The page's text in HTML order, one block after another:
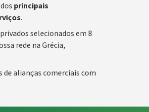
principais
.
selecionados em 8
rede na Grécia,
alianças comerciais com